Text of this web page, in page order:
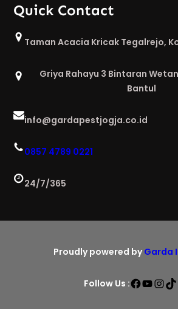
Quick Contact
Taman Acacia Kricak Tegalrejo,
Griya Rahayu 3 Bintaran
Bantul
info@gardapestjogja.co.id
0857 4789 0221
24/7/365
Proudly powered by Garda
Follow Us :Facebook